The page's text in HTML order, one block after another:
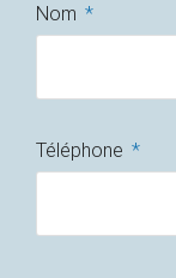
Nom
Téléphone